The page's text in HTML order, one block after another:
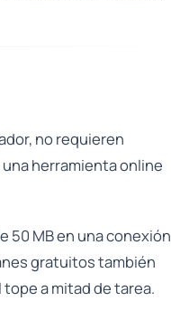
no requieren
herramienta online
50 MB en una conexión
gratuitos también
a mitad de tarea.